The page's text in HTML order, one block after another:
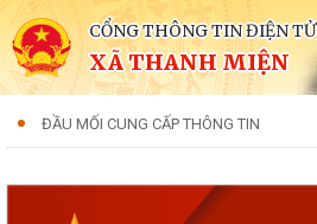
CỔNG THÔNG TIN ĐIỆN TỬ
XÃ THANH MIỆN
ĐẦU MỐI CUNG CẤP THÔNG TIN